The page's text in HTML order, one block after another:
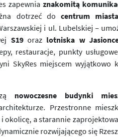
zapewnia znakomitą
dotrzeć docentrum miasta
i ul. Lubelskiej –
S19oraz lotniska w
restauracje, punkty
SkyRes miejscem
nowoczesne budynki
Przestronne
okolicę, a starannie
rozwijającego się